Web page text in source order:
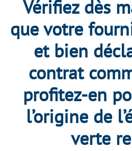
Vérifiez dès
que votre
et bien
contrat
profitez-en
l’origine de
verte